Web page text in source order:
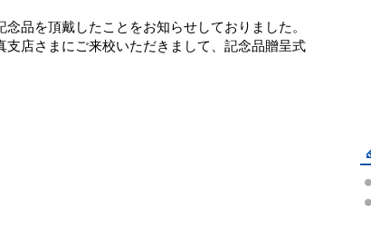
品を頂戴したことをお知らせしておりました。
店さまにご来校いただきまして、記念品贈呈式